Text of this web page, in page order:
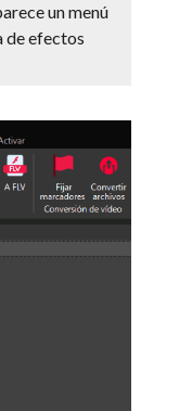
un menú
de efectos